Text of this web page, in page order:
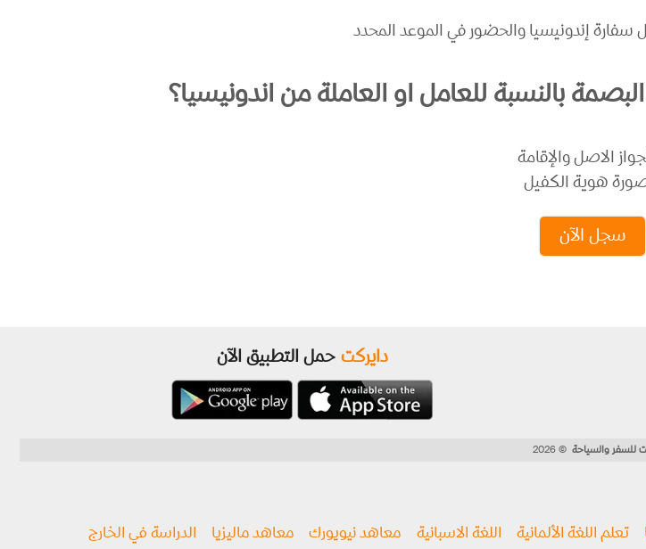
إندونيسيا والحضور في الموعد المحدد
بالنسبة للعامل او العاملة من اندونيسيا؟
الاصل والإقامة
هوية الكفيل
سجل الآن
دايركتحمل التطبيق الآن
للسفر والسياحة © 2026
تعلم اللغة الألمانية اللغة الاسبانية معاهد نيويورك معاهد ماليزيا الدراسة في الخارج